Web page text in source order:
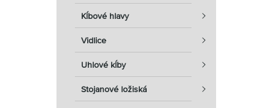
Kĺbové hlavy
Vidlice
Uhlové kĺby
Stojanové ložiská